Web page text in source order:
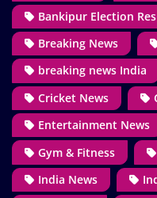
Bankipur Election
Breaking News
breaking news India
Cricket News
Entertainment News
Gym & Fitness
India News